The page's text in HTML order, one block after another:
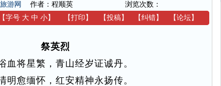
游网 作者：程顺英
浏览次数：
【字号 大 中 小】 【打印 】 【投稿】 【纠错】 【论坛】
祭英烈
血将星繁，青山经岁证诚丹。
明愈缅怀，红安精神永扬传。